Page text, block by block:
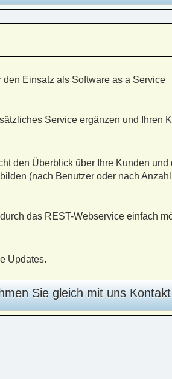
Einsatz als Software as a Service
Service ergänzen und Ihren
den Überblick über Ihre Kunden und
(nach Benutzer oder nach
das REST-Webservice einfach
Updates.
Sie gleich mit uns